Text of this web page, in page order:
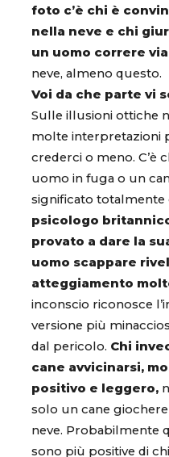
foto c’è chi è
nella neve e chi
un uomo correre
neve, almeno questo.
Voi da che parte vi
Sulle illusioni ottiche
molte interpretazioni
crederci o meno. C’è
uomo in fuga o un
significato totalmente
psicologo
provato a dare la
uomo scappare
atteggiamento
inconscio riconosce
versione più
dal pericolo. Chi
cane avvicinarsi,
positivo e leggero,
solo un cane
neve. Probabilmente
sono più positive di